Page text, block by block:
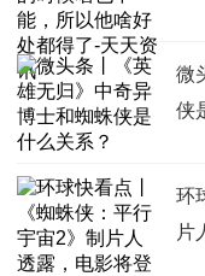
微
侠
环
片